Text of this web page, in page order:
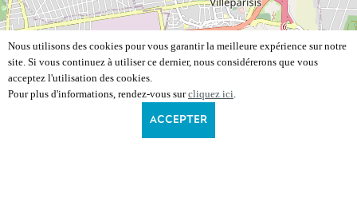
Nous utilisons des cookies pour vous garantir la meilleure expérience sur notre
site. Si vous continuez à utiliser ce dernier, nous considérerons que vous
acceptez l'utilisation des cookies.
Pour plus d'informations, rendez-vous surcliquez ici.
ACCEPTER